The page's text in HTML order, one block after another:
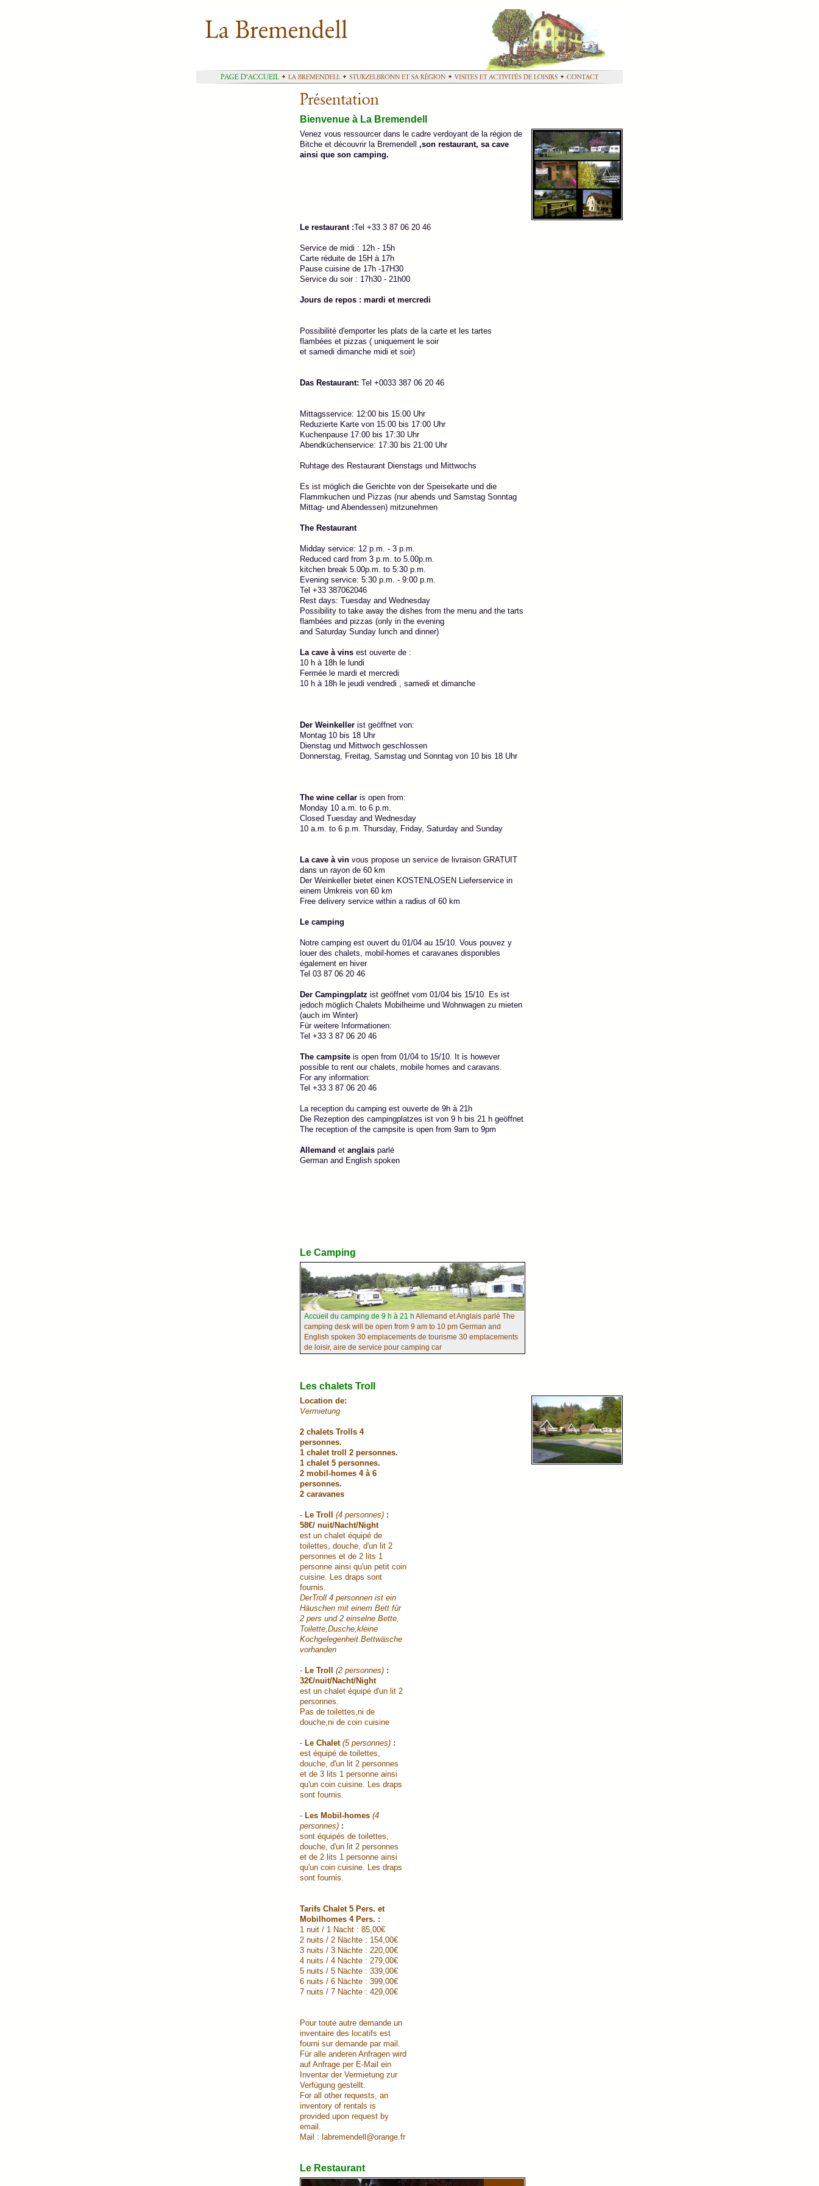
Bienvenue à La Bremendell
Venez vous ressourcer dans le cadre verdoyant de la région de
Bitche et découvrir la Bremendell ,son restaurant, sa cave
ainsi que son camping.
Le restaurant :Tel +33 3 87 06 20 46
Service de midi : 12h - 15h
Carte réduite de 15H à 17h
Pause cuisine de 17h -17H30
Service du soir : 17h30 - 21h00
Jours de repos : mardi et mercredi
Possibilité d'emporter les plats de la carte et les tartes
flambées et pizzas ( uniquement le soir
et samedi dimanche midi et soir)
Das Restaurant: Tel +0033 387 06 20 46
Mittagsservice: 12:00 bis 15:00 Uhr
Reduzierte Karte von 15:00 bis 17:00 Uhr
Kuchenpause 17:00 bis 17:30 Uhr
Abendküchenservice: 17:30 bis 21:00 Uhr
Ruhtage des Restaurant Dienstags und Mittwochs
Es ist möglich die Gerichte von der Speisekarte und die
Flammkuchen und Pizzas (nur abends und Samstag Sonntag
Mittag- und Abendessen) mitzunehmen
The Restaurant
Midday service: 12 p.m. - 3 p.m.
Reduced card from 3 p.m. to 5.00p.m.
kitchen break 5.00p.m. to 5:30 p.m.
Evening service: 5:30 p.m. - 9:00 p.m.
Tel +33 387062046
Rest days: Tuesday and Wednesday
Possibility to take away the dishes from the menu and the tarts
flambées and pizzas (only in the evening
and Saturday Sunday lunch and dinner)
La cave à vins est ouverte de :
10 h à 18h le lundi
Fermée le mardi et mercredi
10 h à 18h le jeudi vendredi , samedi et dimanche
Der Weinkeller ist geöffnet von:
Montag 10 bis 18 Uhr
Dienstag und Mittwoch geschlossen
Donnerstag, Freitag, Samstag und Sonntag von 10 bis 18 Uhr
The wine cellar is open from:
Monday 10 a.m. to 6 p.m.
Closed Tuesday and Wednesday
10 a.m. to 6 p.m. Thursday, Friday, Saturday and Sunday
La cave à vin vous propose un service de livraison GRATUIT
dans un rayon de 60 km
Der Weinkeller bietet einen KOSTENLOSEN Lieferservice in
einem Umkreis von 60 km
Free delivery service within a radius of 60 km
Le camping
Notre camping est ouvert du 01/04 au 15/10. Vous pouvez y
louer des chalets, mobil-homes et caravanes disponibles
également en hiver
Tel 03 87 06 20 46
Der Campingplatz ist geöffnet vom 01/04 bis 15/10. Es ist
jedoch möglich Chalets Mobilheime und Wohnwagen zu mieten
(auch im Winter)
Für weitere Informationen:
Tel +33 3 87 06 20 46
The campsite is open from 01/04 to 15/10. It is however
possible to rent our chalets, mobile homes and caravans.
For any information:
Tel +33 3 87 06 20 46
La reception du camping est ouverte de 9h à 21h
Die Rezeption des campingplatzes ist von 9 h bis 21 h geöffnet
The reception of the campsite is open from 9am to 9pm
Allemand et anglais parlé
German and English spoken
Le Camping
Accueil du camping de 9 h à 21 h Allemand et Anglais parlé The
camping desk will be open from 9 am to 10 pm German and
English spoken 30 emplacements de tourisme 30 emplacements
de loisir, aire de service pour camping car
Les chalets Troll
Location de:
Vermietung
2 chalets Trolls 4
personnes.
1 chalet troll 2 personnes.
1 chalet 5 personnes.
2 mobil-homes 4 à 6
personnes.
2 caravanes
- Le Troll (4 personnes) :
58€/ nuit/Nacht/Night
est un chalet équipé de
toilettes, douche, d'un lit 2
personnes et de 2 lits 1
personne ainsi qu'un petit coin
cuisine. Les draps sont
fournis.
DerTroll 4 personnen ist ein
Häuschen mit einem Bett für
2 pers und 2 einselne Bette,
Toilette,Dusche,kleine
Kochgelegenheit.Bettwäsche
vorhanden
- Le Troll (2 personnes) :
32€/nuit/Nacht/Night
est un chalet équipé d'un lit 2
personnes.
Pas de toilettes,ni de
douche,ni de coin cuisine
- Le Chalet (5 personnes) :
est équipé de toilettes,
douche, d'un lit 2 personnes
et de 3 lits 1 personne ainsi
qu'un coin cuisine. Les draps
sont fournis.
- Les Mobil-homes (4
personnes) :
sont équipés de toilettes,
douche, d'un lit 2 personnes
et de 2 lits 1 personne ainsi
qu'un coin cuisine. Les draps
sont fournis.
Tarifs Chalet 5 Pers. et
Mobilhomes 4 Pers. :
1 nuit / 1 Nacht : 85,00€
2 nuits / 2 Nächte : 154,00€
3 nuits / 3 Nächte : 220,00€
4 nuits / 4 Nächte : 279,00€
5 nuits / 5 Nächte : 339,00€
6 nuits / 6 Nächte : 399,00€
7 nuits / 7 Nächte : 429,00€
Pour toute autre demande un
inventaire des locatifs est
fourni sur demande par mail.
Für alle anderen Anfragen wird
auf Anfrage per E-Mail ein
Inventar der Vermietung zur
Verfügung gestellt.
For all other requests, an
inventory of rentals is
provided upon request by
email.
Mail : labremendell@orange.fr
Le Restaurant